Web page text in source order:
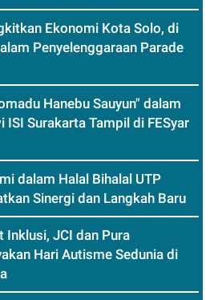
Ekonomi Kota Solo, di
Penyelenggaraan Parade
Hanebu Sauyun" dalam
ISI Surakarta Tampil di FESyar
dalam Halal Bihalal UTP
Sinergi dan Langkah Baru
Inklusi, JCI dan Pura
Hari Autisme Sedunia di